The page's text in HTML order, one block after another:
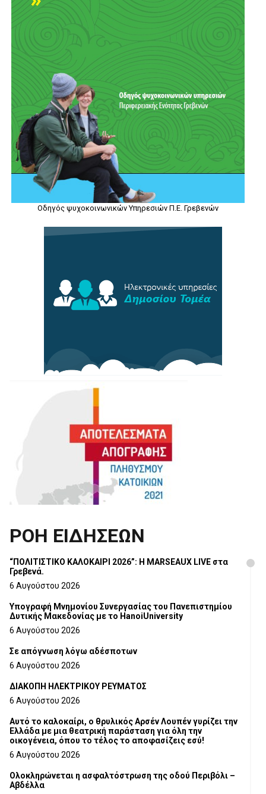
Οδηγός ψυχοκοινωνικών Υπηρεσιών Π.Ε. Γρεβενών
ΡΟΗ ΕΙΔΗΣΕΩΝ
“ΠΟΛΙΤΙΣΤΙΚΟ ΚΑΛΟΚΑΙΡΙ 2026”: Η MARSEAUX LIVE στα
Γρεβενά.
6 Αυγούστου 2026
Υπογραφή Μνημονίου Συνεργασίας του Πανεπιστημίου
Δυτικής Μακεδονίας με το HanoiUniversity
6 Αυγούστου 2026
Σε απόγνωση λόγω αδέσποτων
6 Αυγούστου 2026
ΔΙΑΚΟΠΗ ΗΛΕΚΤΡΙΚΟΥ ΡΕΥΜΑΤΟΣ
6 Αυγούστου 2026
Αυτό το καλοκαίρι, ο θρυλικός Αρσέν Λουπέν γυρίζει την
Ελλάδα με μια θεατρική παράσταση για όλη την
οικογένεια, όπου το τέλος το αποφασίζεις εσύ!
6 Αυγούστου 2026
Ολοκληρώνεται η ασφαλτόστρωση της οδού Περιβόλι –
Αβδέλλα